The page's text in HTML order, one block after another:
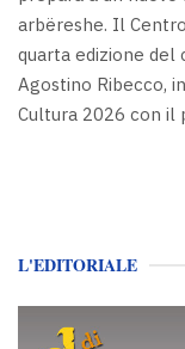
arbëreshe. Il
quarta edizione
Agostino Ribecco,
Cultura 2026 con il
L'EDITORIALE